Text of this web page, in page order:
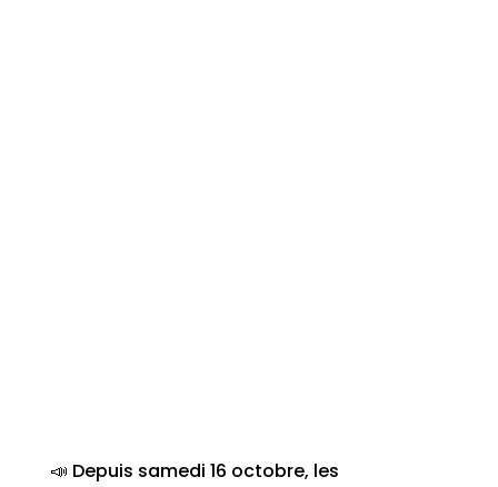
📣 Depuis samedi 16 octobre, les